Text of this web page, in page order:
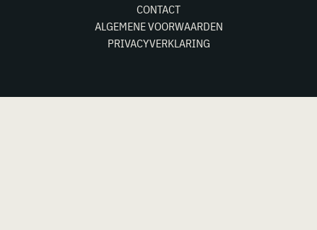
CONTACT
ALGEMENE VOORWAARDEN
PRIVACYVERKLARING